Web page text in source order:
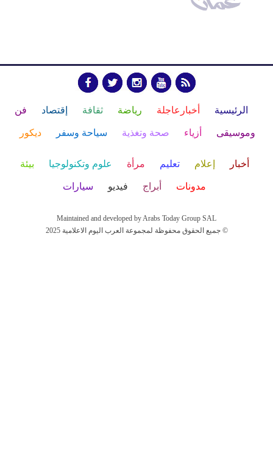
الرئيسية أخبارعاجلة رياضة ثقافة إقتصاد فن
وموسيقى أزياء صحة وتغذية سياحة وسفر ديكور
أخبار إعلام تعليم مرأة علوم وتكنولوجيا بيئة
مدونات أبراج فيديو سيارات
Maintained and developed by Arabs Today Group SAL
جميع الحقوق محفوظة لمجموعة العرب اليوم الاعلامية 2025 ©